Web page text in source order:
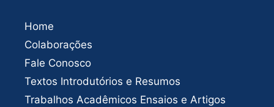
Home
Colaborações
Fale Conosco
Textos Introdutórios e Resumos
Trabalhos Acadêmicos Ensaios e Artigos